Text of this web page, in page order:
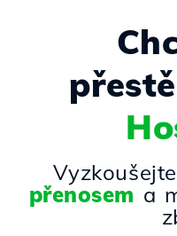
přenosem a